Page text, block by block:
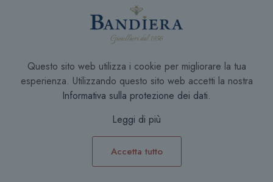
Recesso online
Condizioni di Vendita
Questo sito web utilizza i cookie per migliorare la tua
esperienza. Utilizzando questo sito web accetti la nostra
Informativa sulla protezione dei dati.
Leggi di più
Accetta tutto